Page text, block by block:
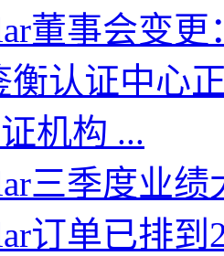
董事会变更
衡认证中心
机构 ...
三季度业绩
订单已排